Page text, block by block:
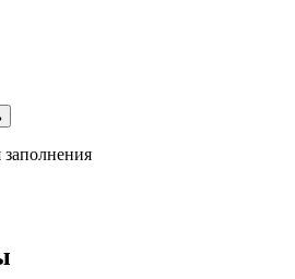
заполнения